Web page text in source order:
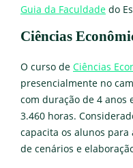
Guia da Faculdade do
Ciências
O curso de Ciências
presencialmente no
com duração de 4 anos
3.460 horas.
capacita os alunos para
de cenários e